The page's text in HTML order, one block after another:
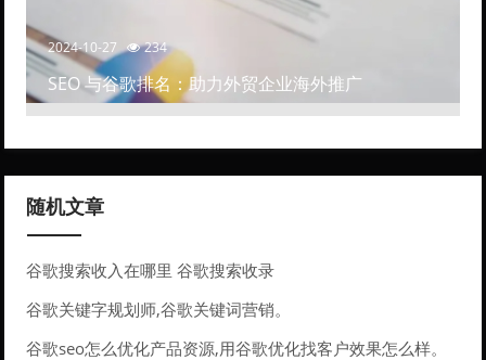
2024-10-27 234
SEO 与谷歌排名：助力外贸企业海外推广
随机文章
谷歌搜索收入在哪里 谷歌搜索收录
谷歌关键字规划师,谷歌关键词营销。
谷歌seo怎么优化产品资源,用谷歌优化找客户效果怎么样。